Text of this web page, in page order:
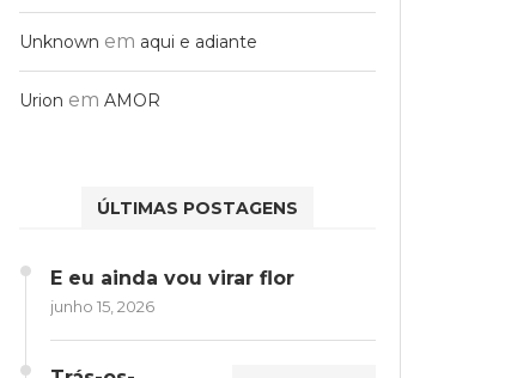
Unknown em aqui e adiante
Urion em AMOR
ÚLTIMAS POSTAGENS
E eu ainda vou virar flor
junho 15, 2026